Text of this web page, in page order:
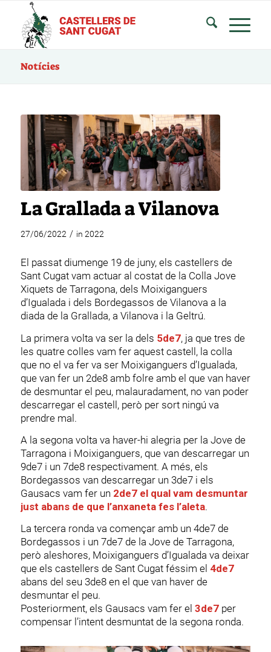
Notícies
La Grallada a Vilanova
27/06/2022 / in 2022
El passat diumenge 19 de juny, els castellers de
Sant Cugat vam actuar al costat de la Colla Jove
Xiquets de Tarragona, dels Moixiganguers
d’Igualada i dels Bordegassos de Vilanova a la
diada de la Grallada, a Vilanova i la Geltrú.
La primera volta va ser la dels 5de7, ja que tres de
les quatre colles vam fer aquest castell, la colla
que no el va fer va ser Moixiganguers d’Igualada,
que van fer un 2de8 amb folre amb el que van haver
de desmuntar el peu, malauradament, no van poder
descarregar el castell, però per sort ningú va
prendre mal.
A la segona volta va haver-hi alegria per la Jove de
Tarragona i Moixiganguers, que van descarregar un
9de7 i un 7de8 respectivament. A més, els
Bordegassos van descarregar un 3de7 i els
Gausacs vam fer un 2de7 el qual vam desmuntar
just abans de que l’anxaneta fes l’aleta.
La tercera ronda va començar amb un 4de7 de
Bordegassos i un 7de7 de la Jove de Tarragona,
però aleshores, Moixiganguers d’Igualada va deixar
que els castellers de Sant Cugat féssim el 4de7
abans del seu 3de8 en el que van haver de
desmuntar el peu.
Posteriorment, els Gausacs vam fer el 3de7per
compensar l’intent desmuntat de la segona ronda.